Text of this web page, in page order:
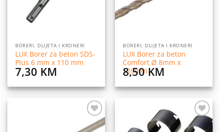
BORERI, DLIJETA I KRONERI
LUX Borer za beton SDS-
Plus 6 mm x 110 mm
7,30 KM
BORERI, DLIJETA I KRONERI
LUX Borer za beton
Comfort Ø 8mm x
120mm
8,50KM
Dodaj
na
Dodaj
na